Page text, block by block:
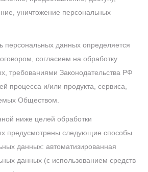
уничтожение персональных
персональных данных определяется
согласием на обработку
требованиями Законодательства РФ
процесса и/или продукта, сервиса,
Обществом.
ниже целей обработки
предусмотрены следующие способы
данных: автоматизированная
данных (с использованием средств